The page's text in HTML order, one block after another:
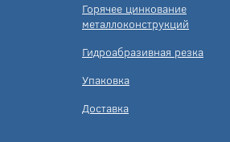
Горячее цинкование
металлоконструкций
Гидроабразивная резка
Упаковка
Доставка